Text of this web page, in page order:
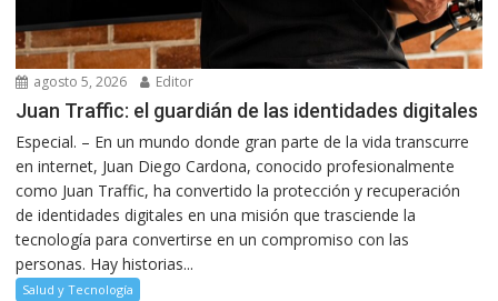
agosto 5, 2026 Editor
Juan Traffic: el guardián de las identidades digitales
Especial. – En un mundo donde gran parte de la vida transcurre
en internet, Juan Diego Cardona, conocido profesionalmente
como Juan Traffic, ha convertido la protección y recuperación
de identidades digitales en una misión que trasciende la
tecnología para convertirse en un compromiso con las
personas. Hay historias...
Salud y Tecnología